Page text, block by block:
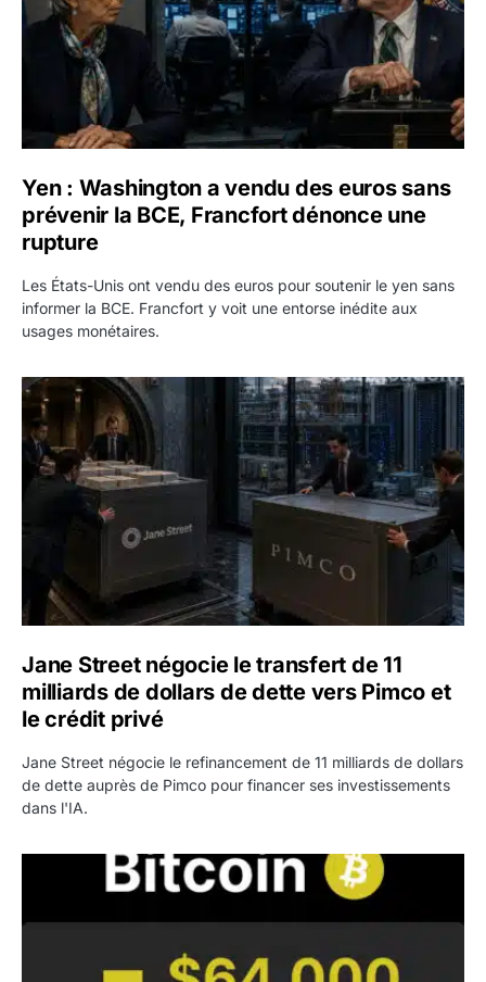
Yen : Washington a vendu des euros sans
prévenir la BCE, Francfort dénonce une
rupture
Les États-Unis ont vendu des euros pour soutenir le yen sans
informer la BCE. Francfort y voit une entorse inédite aux
usages monétaires.
Jane Street négocie le transfert de 11 milliards de
Jane Street négocie le transfert de 11
milliards de dollars de dette vers Pimco et
le crédit privé
Jane Street négocie le refinancement de 11 milliards de dollars
de dette auprès de Pimco pour financer ses investissements
dans l'IA.
Bitcoin stagne à 64 000 dollars pendant que les